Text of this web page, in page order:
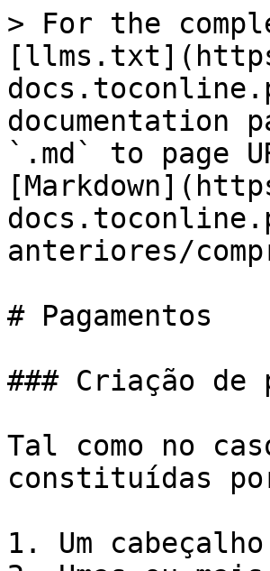
> For the
documentation
`.md` to page
anteriores/
# Pagamentos
### Criação de
Tal como no
constituídas
1. Um cabeçalho